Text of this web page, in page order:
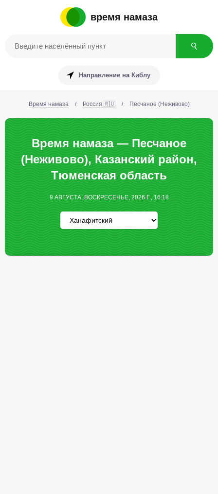
время намаза
Направление на Киблу
Время намаза / Россия 🇷🇺 / Песчаное (Неживово)
Время намаза — Песчаное
(Неживово), Казанский район,
Тюменская область
9 АВГУСТА, ВОСКРЕСЕНЬЕ, 2026 Г., 16:18